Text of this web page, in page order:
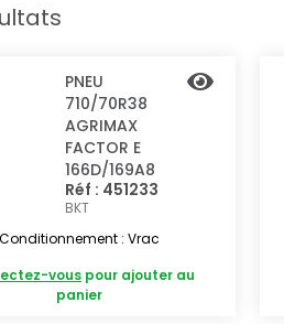
PNEU
710/70R38
AGRIMAX
FACTOR E
166D/169A8
Réf : 451233
BKT
: Vrac
vous pour ajouter au
panier